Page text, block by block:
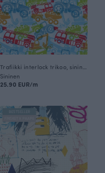
Sininen
25.90 EUR/m
BESTSELLER